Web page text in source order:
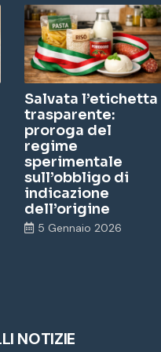
Salvata l’etichetta
trasparente:
proroga del
regime
sperimentale
sull’obbligo di
indicazione
dell’origine
5 Gennaio 2026